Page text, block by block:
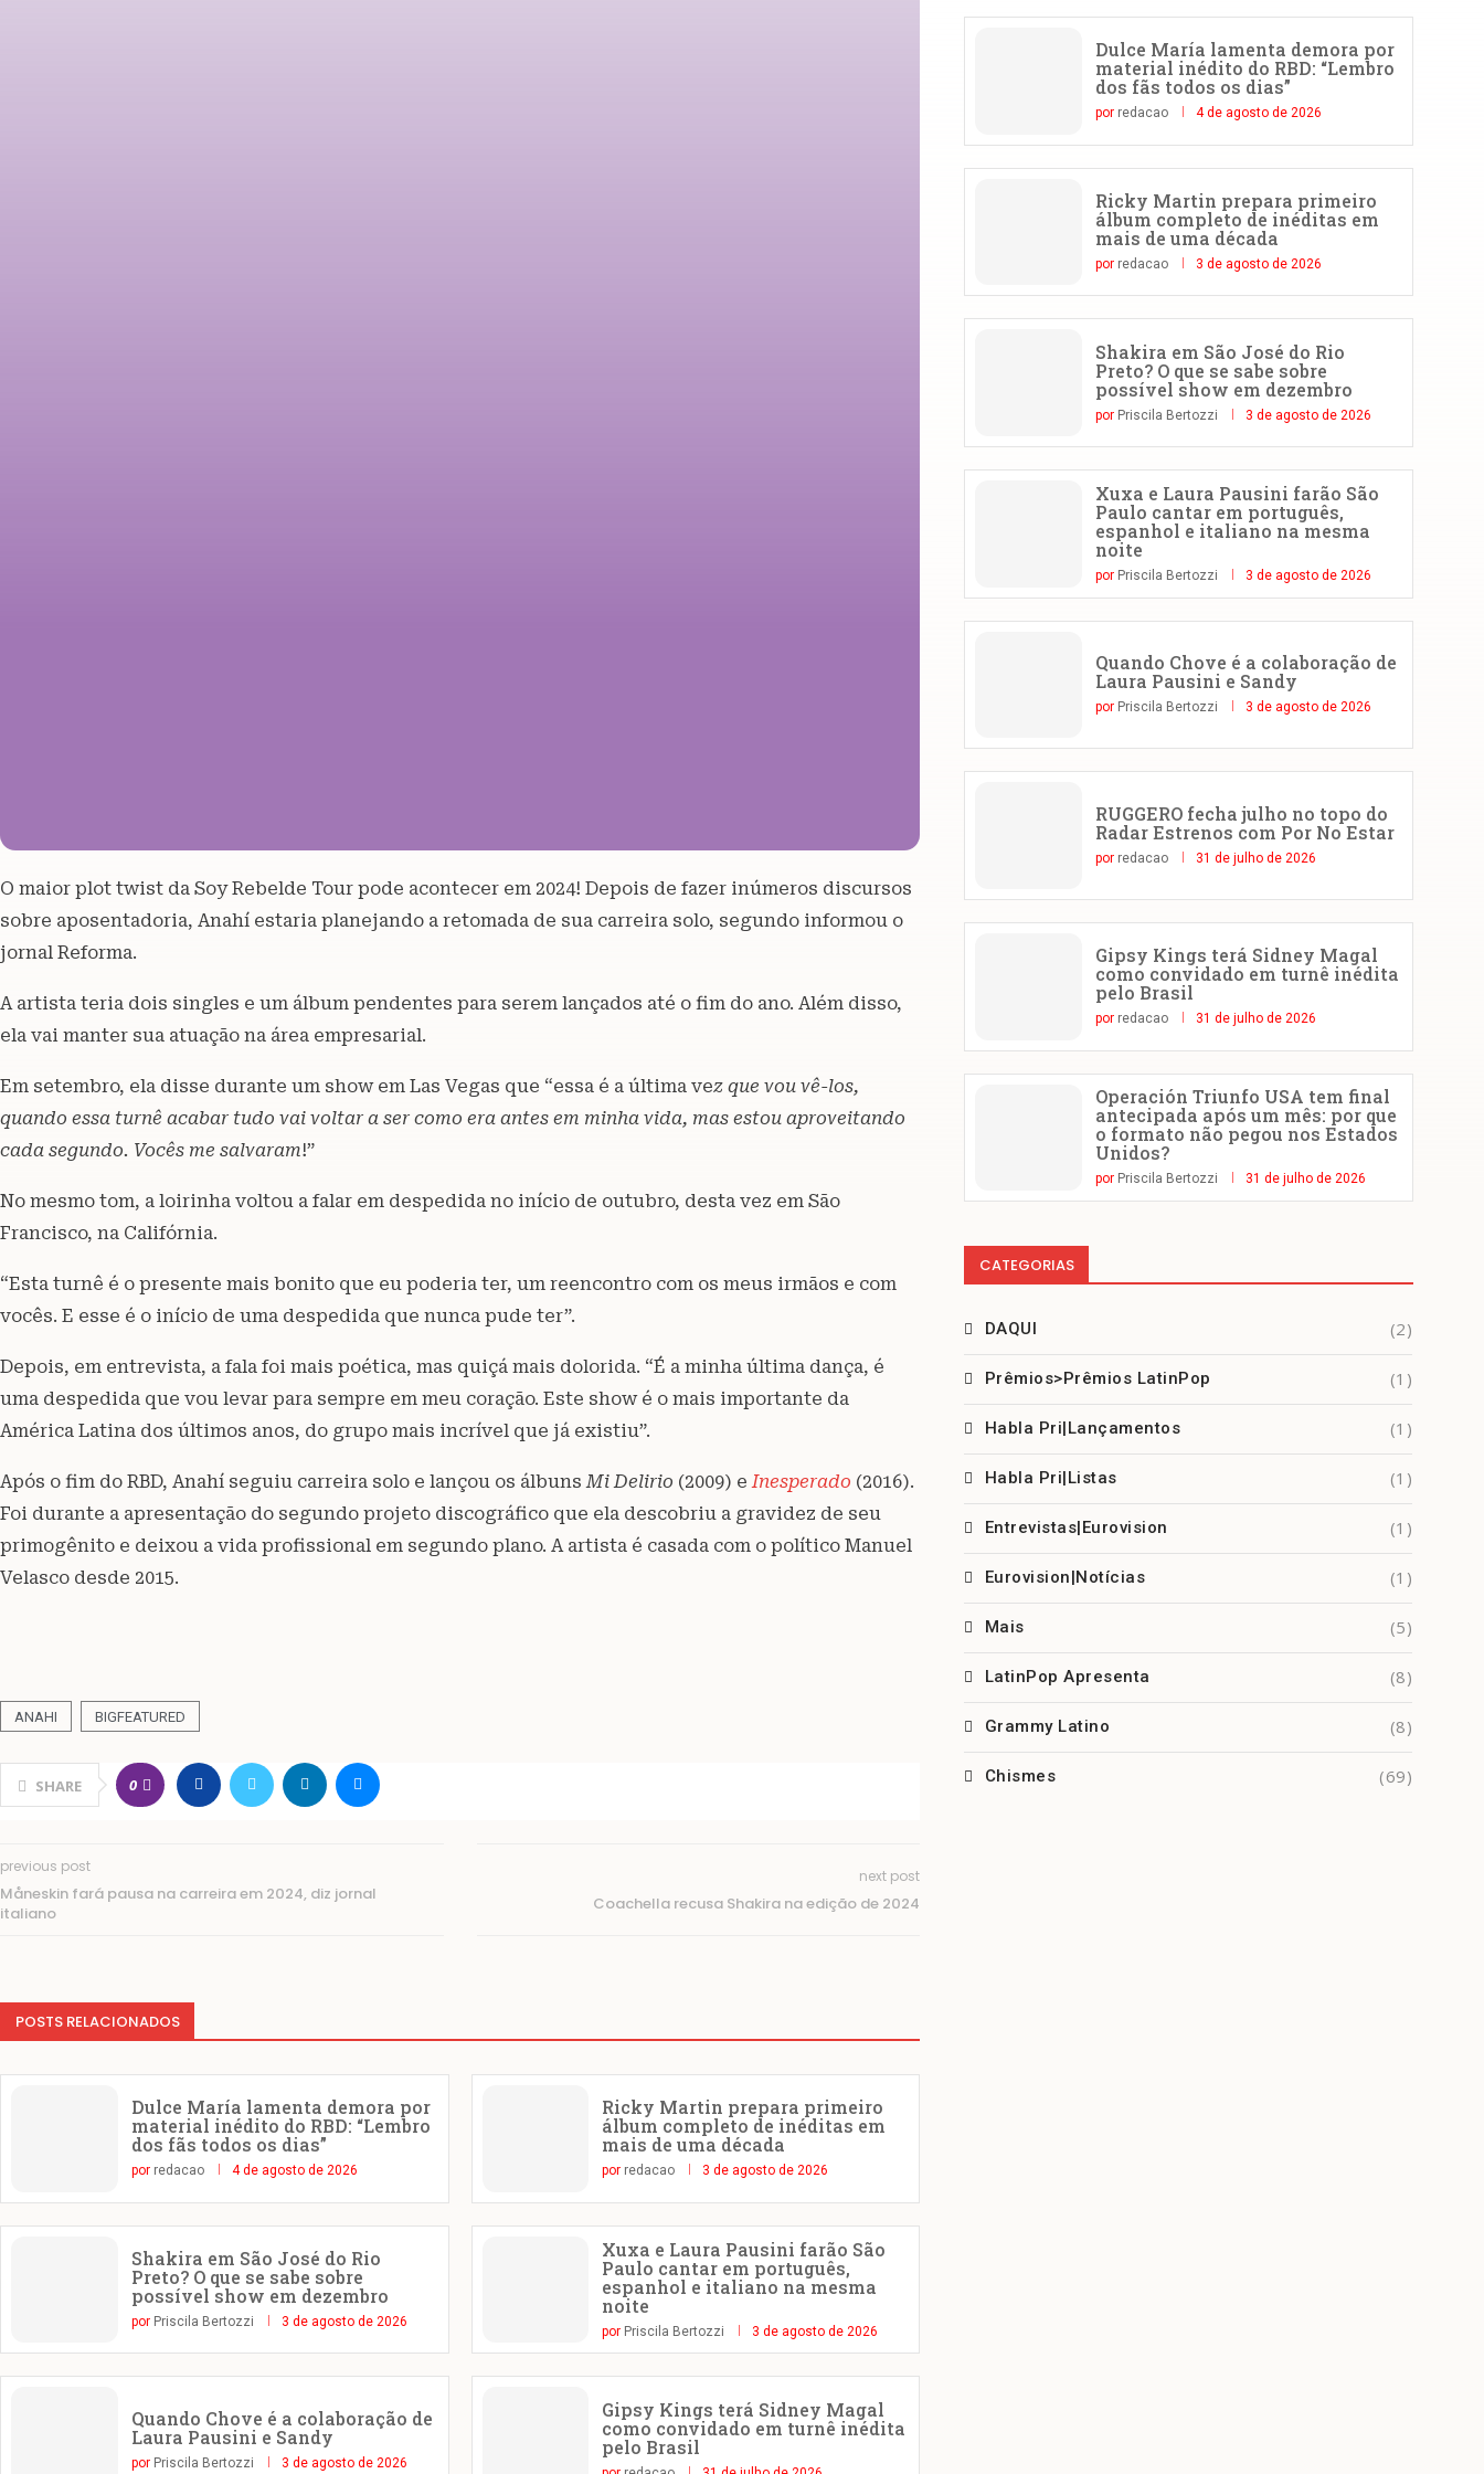
O maior plot twist da Soy Rebelde Tour pode acontecer em 2024! Depois de fazer inúmeros discursos
sobre aposentadoria, Anahí estaria planejando a retomada de sua carreira solo, segundo informou o
jornal Reforma.
A artista teria dois singles e um álbum pendentes para serem lançados até o fim do ano. Além disso,
ela vai manter sua atuação na área empresarial.
Em setembro, ela disse durante um show em Las Vegas que “essa é a última vez que vou vê-los,
quando essa turnê acabar tudo vai voltar a ser como era antes em minha vida, mas estou aproveitando
cada segundo. Vocês me salvaram!”
No mesmo tom, a loirinha voltou a falar em despedida no início de outubro, desta vez em São
Francisco, na Califórnia.
“Esta turnê é o presente mais bonito que eu poderia ter, um reencontro com os meus irmãos e com
vocês. E esse é o início de uma despedida que nunca pude ter”.
Depois, em entrevista, a fala foi mais poética, mas quiçá mais dolorida. “É a minha última dança, é
uma despedida que vou levar para sempre em meu coração. Este show é o mais importante da
América Latina dos últimos anos, do grupo mais incrível que já existiu”.
Após o fim do RBD, Anahí seguiu carreira solo e lançou os álbuns Mi Delirio (2009) eInesperado (2016).
Foi durante a apresentação do segundo projeto discográfico que ela descobriu a gravidez de seu
primogênito e deixou a vida profissional em segundo plano. A artista é casada com o político Manuel
Velasco desde 2015.
ANAHI BIGFEATURED
SHARE 0
previous post
Måneskin fará pausa na carreira em 2024, diz jornal
italiano
next post
Coachella recusa Shakira na edição de 2024
POSTS RELACIONADOS
Dulce María lamenta demora por
material inédito do RBD: “Lembro
dos fãs todos os dias”
por redacao 4 de agosto de 2026
Ricky Martin prepara primeiro
álbum completo de inéditas em
mais de uma década
por redacao 3 de agosto de 2026
Shakira em São José do Rio
Preto? O que se sabe sobre
possível show em dezembro
por Priscila Bertozzi 3 de agosto de 2026
Xuxa e Laura Pausini farão São
Paulo cantar em português,
espanhol e italiano na mesma
noite
por Priscila Bertozzi 3 de agosto de 2026
Quando Chove é a colaboração de
Laura Pausini e Sandy
por Priscila Bertozzi 3 de agosto de 2026
Gipsy Kings terá Sidney Magal
como convidado em turnê inédita
pelo Brasil
Dulce María lamenta demora por
material inédito do RBD: “Lembro
dos fãs todos os dias”
por redacao 4 de agosto de 2026
Ricky Martin prepara primeiro
álbum completo de inéditas em
mais de uma década
por redacao 3 de agosto de 2026
Shakira em São José do Rio
Preto? O que se sabe sobre
possível show em dezembro
por Priscila Bertozzi 3 de agosto de 2026
Xuxa e Laura Pausini farão São
Paulo cantar em português,
espanhol e italiano na mesma
noite
por Priscila Bertozzi 3 de agosto de 2026
Quando Chove é a colaboração de
Laura Pausini e Sandy
por Priscila Bertozzi 3 de agosto de 2026
RUGGERO fecha julho no topo do
Radar Estrenos com Por No Estar
por redacao 31 de julho de 2026
Gipsy Kings terá Sidney Magal
como convidado em turnê inédita
pelo Brasil
por redacao 31 de julho de 2026
Operación Triunfo USA tem final
antecipada após um mês: por que
o formato não pegou nos Estados
Unidos?
por Priscila Bertozzi 31 de julho de 2026
CATEGORIAS
DAQUI (2)
Prêmios>Prêmios LatinPop (1)
Habla Pri|Lançamentos (1)
Habla Pri|Listas (1)
Entrevistas|Eurovision (1)
Eurovision|Notícias (1)
Mais (5)
LatinPop Apresenta (8)
Grammy Latino (8)
Chismes (69)